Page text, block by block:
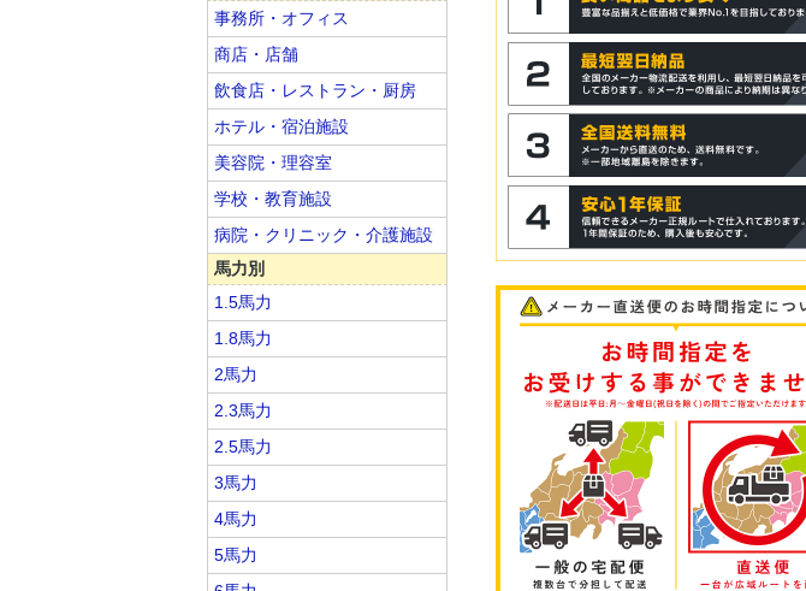
事務所・オフィス
商店・店舗
飲食店・レストラン・厨房
ホテル・宿泊施設
美容院・理容室
学校・教育施設
病院・クリニック・介護施設
馬力別
1.5馬力
1.8馬力
2馬力
2.3馬力
2.5馬力
3馬力
4馬力
5馬力